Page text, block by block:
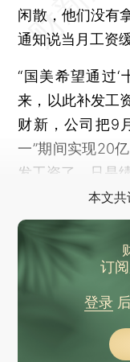
闲散，他们没有
通知说当月工资
“国美希望通过‘
来，以此补发工
财新，公司把9
一”期间实现20
发工资了，只是
本文共
订
登录